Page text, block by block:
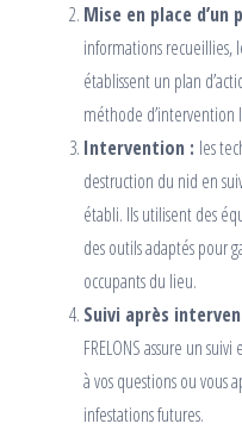
Mise en place d’un
informations recueillies,
établissent un plan
méthode d’intervention
Intervention : les
destruction du nid en
établi. Ils utilisent des
des outils adaptés pour
occupants du lieu.
Suivi après
FRELONS assure un
à vos questions ou vous
infestations futures.